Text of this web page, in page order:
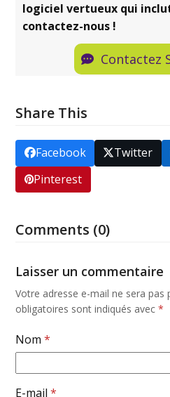
logiciel vertueux qui
contactez-nous !
Contactez
Share This
Facebook Twitter
Pinterest
Comments (0)
Laisser un commentaire
Votre adresse e-mail ne sera pas
obligatoires sont indiqués avec*
Nom*
E-mail*